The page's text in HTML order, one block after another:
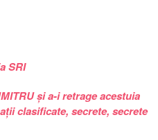
SRI
și a-i retrage acestuia
clasificate, secrete, secrete